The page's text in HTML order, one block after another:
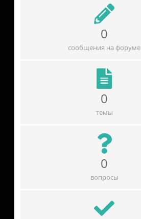
0
сообщения на форуме
0
темы
0
вопросы